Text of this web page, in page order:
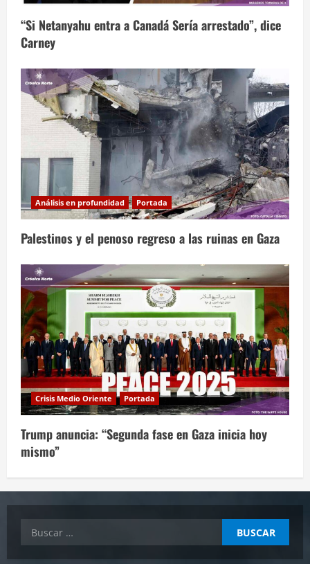
“Si Netanyahu entra a Canadá Sería arrestado”, dice
Carney
Análisis en profundidad Portada
Palestinos y el penoso regreso a las ruinas en Gaza
Crisis Medio Oriente Portada
Trump anuncia: “Segunda fase en Gaza inicia hoy
mismo”
Buscar: